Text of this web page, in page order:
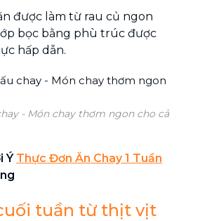
được làm từ rau củ ngon
bọc bằng phù trúc được
hấp dẫn.
- Món chay thơm ngon cho cả
Ý Thực Đơn Ăn Chay 1 Tuần
tuần từ thịt vịt